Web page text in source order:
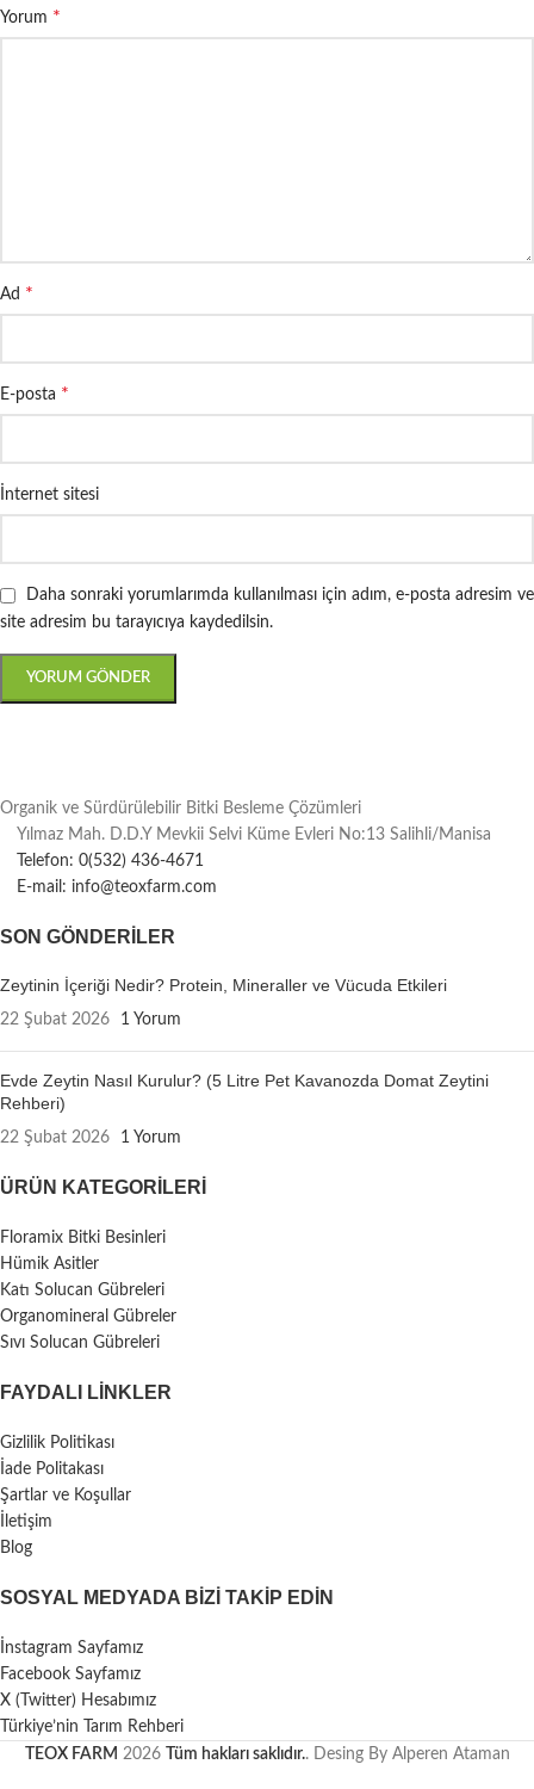
Yorum *
Ad *
E-posta *
İnternet sitesi
Daha sonraki yorumlarımda kullanılması için adım, e-posta adresim ve
site adresim bu tarayıcıya kaydedilsin.
Organik ve Sürdürülebilir Bitki Besleme Çözümleri
Yılmaz Mah. D.D.Y Mevkii Selvi Küme Evleri No:13 Salihli/Manisa
Telefon: 0(532) 436-4671
E-mail: info@teoxfarm.com
SON GÖNDERILER
Zeytinin İçeriği Nedir? Protein, Mineraller ve Vücuda Etkileri
22 Şubat 2026 1 Yorum
Evde Zeytin Nasıl Kurulur? (5 Litre Pet Kavanozda Domat Zeytini
Rehberi)
22 Şubat 2026 1 Yorum
ÜRÜN KATEGORILERI
Floramix Bitki Besinleri
Hümik Asitler
Katı Solucan Gübreleri
Organomineral Gübreler
Sıvı Solucan Gübreleri
FAYDALI LİNKLER
Gizlilik Politikası
İade Politakası
Şartlar ve Koşullar
İletişim
Blog
SOSYAL MEDYADA BIZI TAKIP EDIN
İnstagram Sayfamız
Facebook Sayfamız
X (Twitter) Hesabımız
Türkiye’nin Tarım Rehberi
TEOX FARM 2026 Tüm hakları saklıdır.. Desing By Alperen Ataman